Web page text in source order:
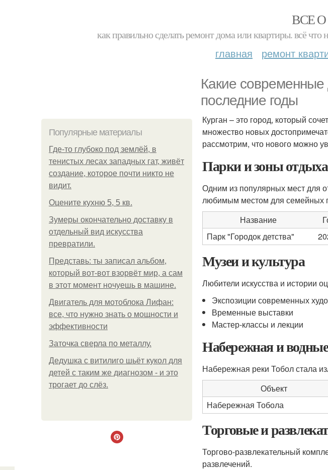
ВСЕ
как правильно сделать ремонт дома или квартиры. всё
главная ремонт
Какие современные
последние годы
Популярные материалы
Где-то глубоко под землёй, в
тенистых лесах западных гат, живёт
создание, которое почти никто не
видит.
Оцените кухню 5, 5 кв.
Зумеры окончательно доставку в
отдельный вид искусства
превратили.
Представь: ты записал альбом,
который вот-вот взорвёт мир, а сам
в этот момент ночуешь в машине.
Двигатель для мотоблока Лифан:
все, что нужно знать о мощности и
эффективности
Заточка сверла по металлу.
Дедушка с витилиго шьёт кукол для
детей с таким же диагнозом - и это
трогает до слёз.
Курган – это город, который
множество новых
рассмотрим, что нового можно
Парки и зоны отдыха
Одним из популярных мест для
любимым местом для семейных
Название
Парк "Городок детства"
Музеи и культура
Любители искусства и истории
Экспозиции современных
Временные выставки
Мастер-классы и лекции
Набережная и
Набережная реки Тобол стала
Объект
Набережная Тобола
Торговые и
Торгово-развлекательный
развлечений.